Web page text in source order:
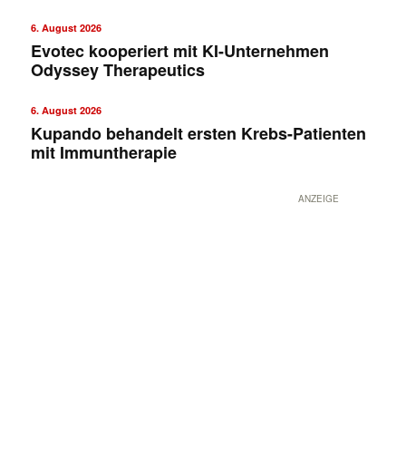
6. August 2026
Evotec kooperiert mit KI-Unternehmen
Odyssey Therapeutics
6. August 2026
Kupando behandelt ersten Krebs-Patienten
mit Immuntherapie
ANZEIGE